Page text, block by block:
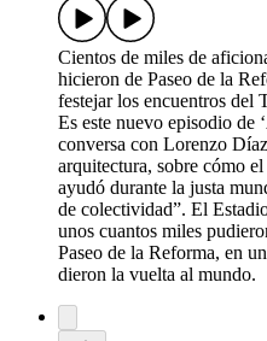
Cientos de miles de
hicieron de Paseo de la
festejar los encuentros del
Es este nuevo episodio de
conversa con Lorenzo
arquitectura, sobre cómo
ayudó durante la justa
de colectividad”. El
unos cuantos miles
Paseo de la Reforma, en
dieron la vuelta al mundo.